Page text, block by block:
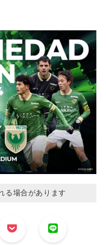
る場合があります